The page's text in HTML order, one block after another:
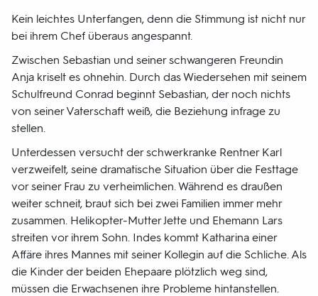
Kein leichtes Unterfangen, denn die Stimmung ist nicht nur
bei ihrem Chef überaus angespannt.
Zwischen Sebastian und seiner schwangeren Freundin
Anja kriselt es ohnehin. Durch das Wiedersehen mit seinem
Schulfreund Conrad beginnt Sebastian, der noch nichts
von seiner Vaterschaft weiß, die Beziehung infrage zu
stellen.
Unterdessen versucht der schwerkranke Rentner Karl
verzweifelt, seine dramatische Situation über die Festtage
vor seiner Frau zu verheimlichen. Während es draußen
weiter schneit, braut sich bei zwei Familien immer mehr
zusammen. Helikopter-Mutter Jette und Ehemann Lars
streiten vor ihrem Sohn. Indes kommt Katharina einer
Affäre ihres Mannes mit seiner Kollegin auf die Schliche. Als
die Kinder der beiden Ehepaare plötzlich weg sind,
müssen die Erwachsenen ihre Probleme hintanstellen.